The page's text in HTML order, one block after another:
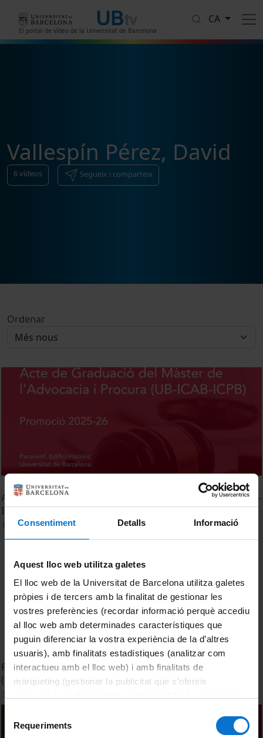
Consentiment Detalls Informació
Aquest lloc web utilitza galetes
El lloc web de la Universitat de Barcelona utilitza galetes
pròpies i de tercers amb la finalitat de gestionar les
vostres preferències (recordar informació perquè accediu
al lloc web amb determinades característiques que
puguin diferenciar la vostra experiència de la d’altres
usuaris), amb finalitats estadístiques (analitzar com
interactueu amb el lloc web) i amb finalitats de
màrqueting (gestionar la publicitat que s’ofereix
consultar laPolítica de galetes del lloc web de la
Requeriments
El portal de vídeo de la Universitat de Barcelona
CA
Vallespín Pérez, David
6vídeos Segueix i comparteix
Ordenar
Acte de Graduació del Màster de l’Advocacia i Procura (UB-
ICAB-ICPB). Promoció 2025-26
18 maig, 2026
Facultat de Dret. Acte de Graduació. Màster Advocacia
(UB-ICAB) 2023-24